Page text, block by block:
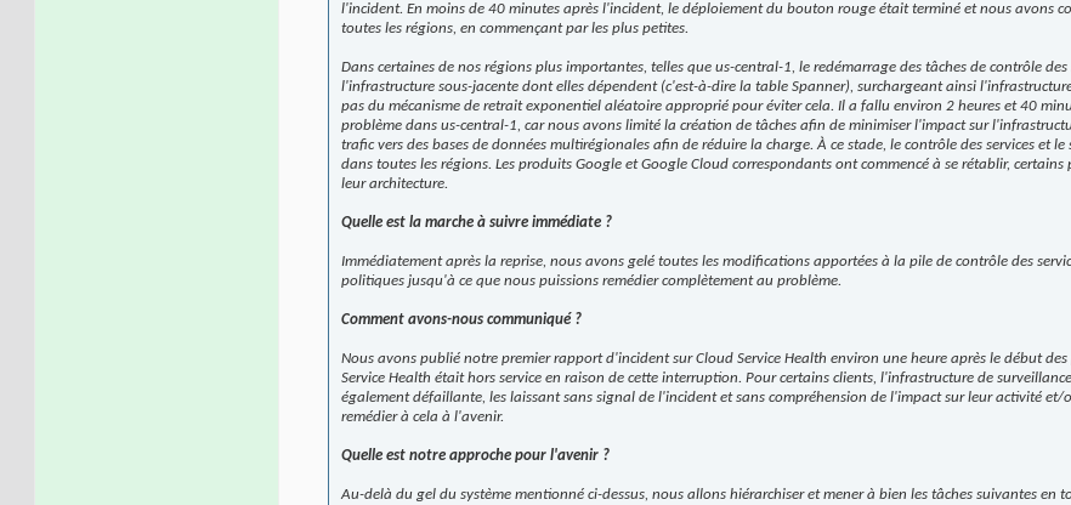
l'incident. En moins de 40 minutes après l'incident, le déploiement du bouton rouge était terminé et nous avons
toutes les régions, en commençant par les plus petites.
Dans certaines de nos régions plus importantes, telles que us-central-1, le redémarrage des tâches de contrôle
l'infrastructure sous-jacente dont elles dépendent (c'est-à-dire la table Spanner), surchargeant ainsi
pas du mécanisme de retrait exponentiel aléatoire approprié pour éviter cela. Il a fallu environ 2 heures et 40
problème dans us-central-1, car nous avons limité la création de tâches afin de minimiser l'impact sur
trafic vers des bases de données multirégionales afin de réduire la charge. À ce stade, le contrôle des services et
dans toutes les régions. Les produits Google et Google Cloud correspondants ont commencé à se rétablir,
leur architecture.
Quelle est la marche à suivre immédiate ?
Immédiatement après la reprise, nous avons gelé toutes les modifications apportées à la pile de contrôle des
politiques jusqu'à ce que nous puissions remédier complètement au problème.
Comment avons-nous communiqué ?
Nous avons publié notre premier rapport d'incident sur Cloud Service Health environ une heure après le début
Service Health était hors service en raison de cette interruption. Pour certains clients, l'infrastructure de
également défaillante, les laissant sans signal de l'incident et sans compréhension de l'impact sur leur activité
remédier à cela à l'avenir.
Quelle est notre approche pour l'avenir ?
Au-delà du gel du système mentionné ci-dessus, nous allons hiérarchiser et mener à bien les tâches suivantes en